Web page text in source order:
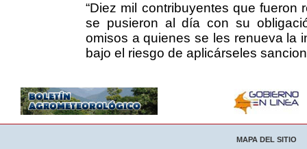
“Diez mil contribuyentes que
se pusieron al día con su
omisos a quienes se les renueva la
bajo el riesgo de aplicárseles
MAPA DEL SITIO